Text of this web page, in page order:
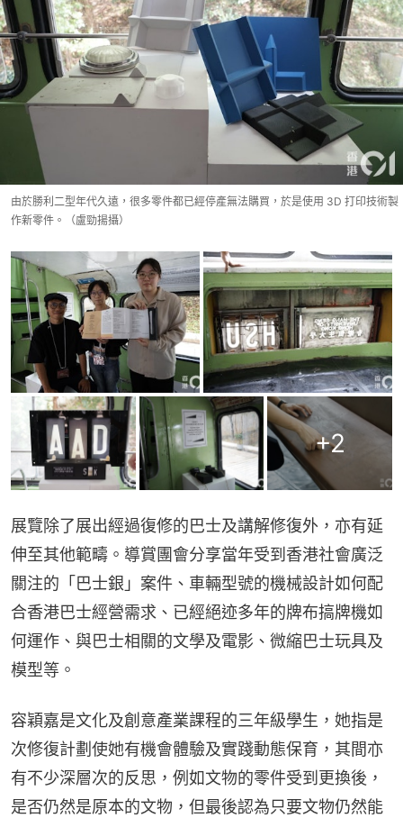
由於勝利二型年代久遠，很多零件都已經停產無法購買，於是使用 3D 打印技術製
作新零件。（盧勁揚攝）
+2
展覽除了展出經過復修的巴士及講解修復外，亦有延
伸至其他範疇。導賞團會分享當年受到香港社會廣泛
關注的「巴士銀」案件、車輛型號的機械設計如何配
合香港巴士經營需求、已經絕迹多年的牌布搞牌機如
何運作、與巴士相關的文學及電影、微縮巴士玩具及
模型等。
容穎嘉是文化及創意產業課程的三年級學生，她指是
次修復計劃使她有機會體驗及實踐動態保育，其間亦
有不少深層次的反思，例如文物的零件受到更換後，
是否仍然是原本的文物，但最後認為只要文物仍然能